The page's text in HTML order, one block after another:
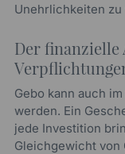
Unehrlichkeiten zu
Der finanzielle
Gebo kann auch
werden. Ein
jede Investition
Gleichgewicht von